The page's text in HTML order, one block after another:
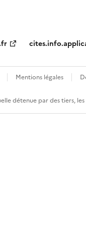
Mentions légales
détenue par des tiers,